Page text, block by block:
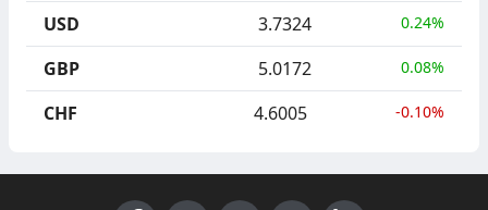
USD 3.7324 0.24%
GBP 5.0172 0.08%
CHF 4.6005 -0.10%